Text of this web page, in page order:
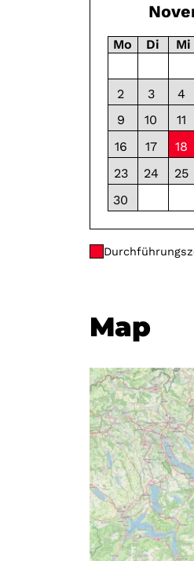
Mo Di Mi
2
3 4
9
10 11
16
17 18
23
24 25
30
Map